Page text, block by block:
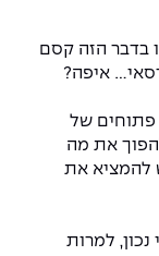
בדבר הזה קסם
איפה?
פתוחים של
את מה
להמציא את
למרות